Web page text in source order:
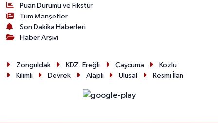
Puan Durumu ve Fikstür
Tüm Manşetler
Son Dakika Haberleri
Haber Arşivi
Zonguldak KDZ. Ereğli Çaycuma
Kozlu
Kilimli
Devrek Alaplı Ulusal Resmi İlan